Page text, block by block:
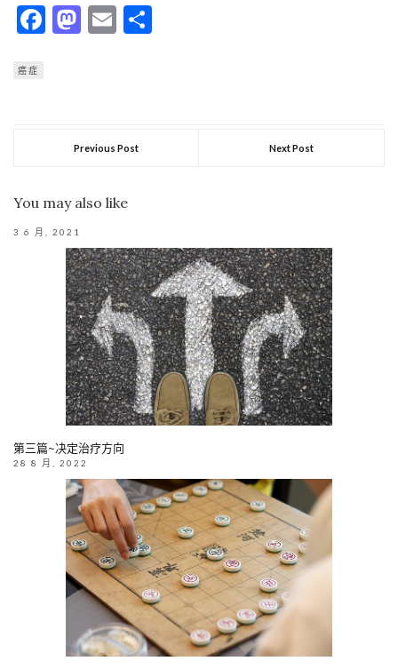
Facebook
Mastodon
Email
癌症
Previous Post Next Post
You may also like
3 6 月, 2021
第三篇~决定治疗方向
28 8 月, 2022